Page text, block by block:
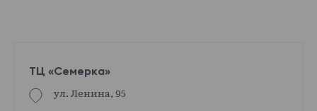
ТЦ «Семерка»
ул. Ленина, 95